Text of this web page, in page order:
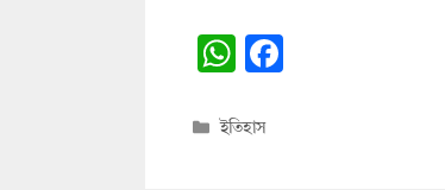
W
at
Categories
ইতিহাস